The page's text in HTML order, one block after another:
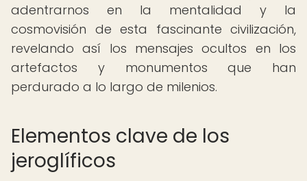
adentrarnos en la mentalidad y la
cosmovisión de esta fascinante civilización,
revelando así los mensajes ocultos en los
artefactos y monumentos que han
perdurado a lo largo de milenios.
Elementos clave de los
jeroglíficos